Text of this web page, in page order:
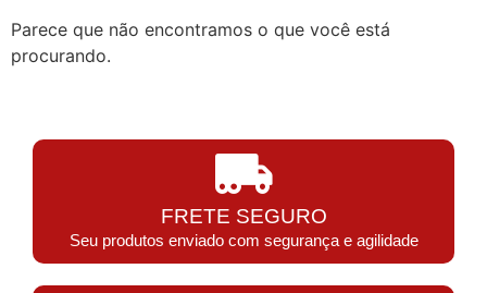
Parece que não encontramos o que você está
procurando.
FRETE SEGURO
Seu produtos enviado com segurança e agilidade